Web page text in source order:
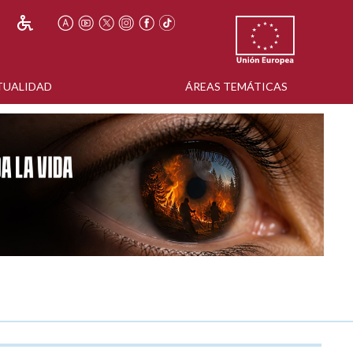
ÁREAS TEMÁTICAS